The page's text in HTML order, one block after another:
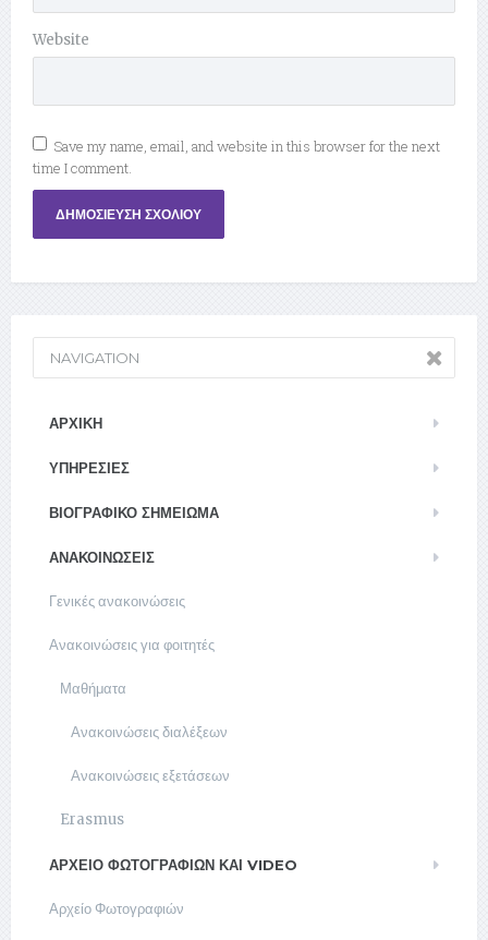
Website
Save my name, email, and website in this browser for the next
time I comment.
NAVIGATION
ΑΡΧΙΚΉ
ΥΠΗΡΕΣΊΕΣ
ΒΙΟΓΡΑΦΙΚΌ ΣΗΜΕΊΩΜΑ
ΑΝΑΚΟΙΝΏΣΕΙΣ
Γενικές ανακοινώσεις
Ανακοινώσεις για φοιτητές
Μαθήματα
Ανακοινώσεις διαλέξεων
Ανακοινώσεις εξετάσεων
Erasmus
ΑΡΧΕΊΟ ΦΩΤΟΓΡΑΦΙΏΝ ΚΑΙ VIDEO
Αρχείο Φωτογραφιών